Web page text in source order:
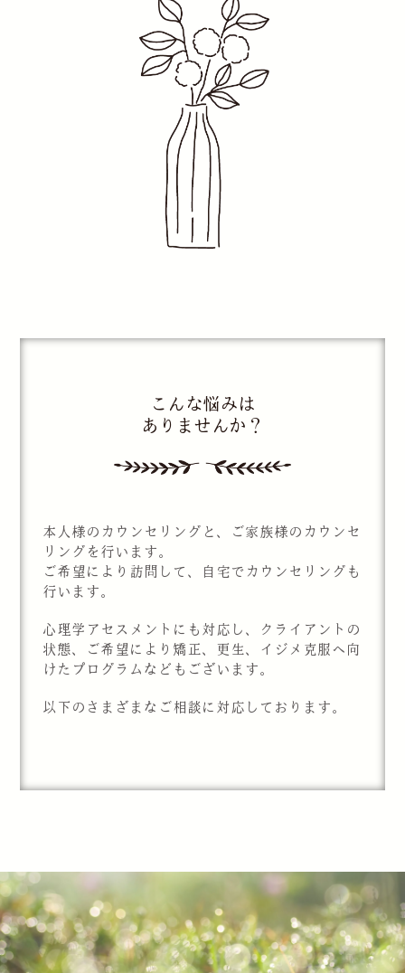
こんな悩みは
ありませんか？
本人様のカウンセリングと、ご家族様のカウンセ
リングを行います。
ご希望により訪問して、自宅でカウンセリングも
行います。
心理学アセスメントにも対応し、クライアントの
状態、ご希望により矯正、更生、イジメ克服へ向
けたプログラムなどもございます。
以下のさまざまなご相談に対応しております。